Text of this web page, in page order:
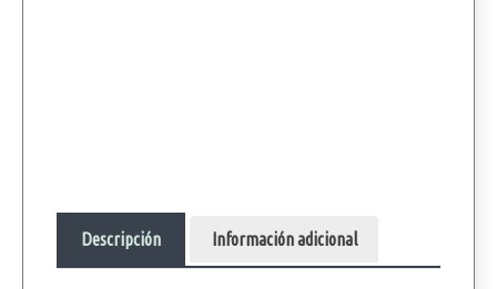
Descripción Información adicional